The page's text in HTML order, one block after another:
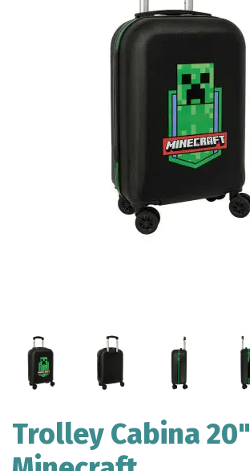
Trolley Cabina 20"